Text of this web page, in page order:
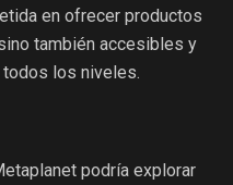
en ofrecer productos
también accesibles y
los niveles.
podría explorar